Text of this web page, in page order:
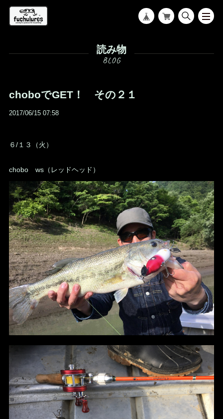
読み物
choboでGET！ その２１
2017/06/15 07:58
６/１３（火）
chobo ws（レッドヘッド）